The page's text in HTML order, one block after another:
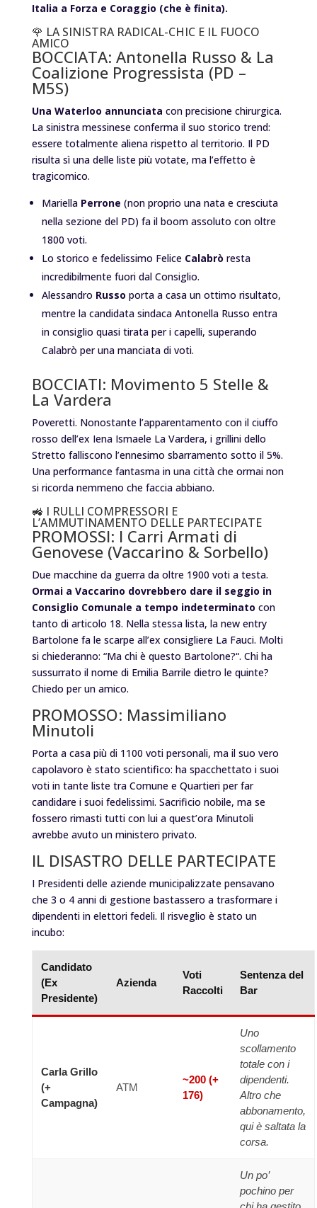
Italia a Forza e Coraggio (che è finita).
🌹 LA SINISTRA RADICAL-CHIC E IL FUOCO
AMICO
BOCCIATA: Antonella Russo & La
Coalizione Progressista (PD –
M5S)
Una Waterloo annunciata con precisione chirurgica.
La sinistra messinese conferma il suo storico trend:
essere totalmente aliena rispetto al territorio. Il PD
risulta sì una delle liste più votate, ma l’effetto è
tragicomico.
Mariella Perrone (non proprio una nata e cresciuta
nella sezione del PD) fa il boom assoluto con oltre
1800 voti.
Lo storico e fedelissimo Felice Calabrò resta
incredibilmente fuori dal Consiglio.
Alessandro Russo porta a casa un ottimo risultato,
mentre la candidata sindaca Antonella Russo entra
in consiglio quasi tirata per i capelli, superando
Calabrò per una manciata di voti.
BOCCIATI: Movimento 5 Stelle &
La Vardera
Poveretti. Nonostante l’apparentamento con il ciuffo
rosso dell’ex Iena Ismaele La Vardera, i grillini dello
Stretto falliscono l’ennesimo sbarramento sotto il 5%.
Una performance fantasma in una città che ormai non
si ricorda nemmeno che faccia abbiano.
🚜 I RULLI COMPRESSORI E
L’AMMUTINAMENTO DELLE PARTECIPATE
PROMOSSI: I Carri Armati di
Genovese (Vaccarino & Sorbello)
Due macchine da guerra da oltre 1900 voti a testa.
Ormai a Vaccarino dovrebbero dare il seggio in
Consiglio Comunale a tempo indeterminato con
tanto di articolo 18. Nella stessa lista, la new entry
Bartolone fa le scarpe all’ex consigliere La Fauci. Molti
si chiederanno: “Ma chi è questo Bartolone?“. Chi ha
sussurrato il nome di Emilia Barriledietro le quinte?
Chiedo per un amico.
PROMOSSO: Massimiliano
Minutoli
Porta a casa più di 1100 voti personali, ma il suo vero
capolavoro è stato scientifico: ha spacchettato i suoi
voti in tante liste tra Comune e Quartieri per far
candidare i suoi fedelissimi. Sacrificio nobile, ma se
fossero rimasti tutti con lui a quest’ora Minutoli
avrebbe avuto un ministero privato.
IL DISASTRO DELLE PARTECIPATE
I Presidenti delle aziende municipalizzate pensavano
che 3 o 4 anni di gestione bastassero a trasformare i
dipendenti in elettori fedeli. Il risveglio è stato un
incubo:
Candidato
(Ex
Presidente)
Azienda
Voti
Raccolti
Sentenza del
Bar
Carla Grillo
(+
Campagna)
ATM
~200 (+
176)
Uno
scollamento
totale con i
dipendenti.
Altro che
abbonamento,
qui è saltata la
corsa.
Un po’
pochino per